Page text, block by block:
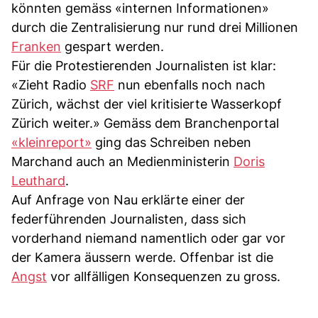
könnten gemäss «internen Informationen»
durch die Zentralisierung nur rund drei Millionen
Franken gespart werden.
Für die Protestierenden Journalisten ist klar:
«Zieht Radio SRF nun ebenfalls noch nach
Zürich, wächst der viel kritisierte Wasserkopf
Zürich weiter.» Gemäss dem Branchenportal
«kleinreport» ging das Schreiben neben
Marchand auch an Medienministerin Doris
Leuthard.
Auf Anfrage von Nau erklärte einer der
federführenden Journalisten, dass sich
vorderhand niemand namentlich oder gar vor
der Kamera äussern werde. Offenbar ist die
Angst vor allfälligen Konsequenzen zu gross.